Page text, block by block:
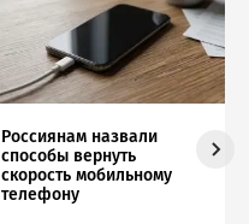
Россиянам назвали
способы вернуть
скорость мобильному
телефону